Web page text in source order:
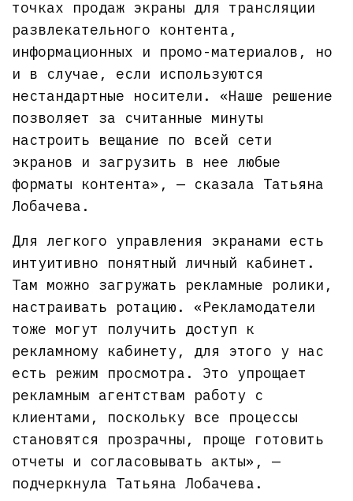
точках продаж экраны для трансляции
развлекательного контента,
информационных и промо-материалов, но
и в случае, если используются
нестандартные носители. «Наше решение
позволяет за считанные минуты
настроить вещание по всей сети
экранов и загрузить в нее любые
форматы контента», — сказала Татьяна
Лобачева.
Для легкого управления экранами есть
интуитивно понятный личный кабинет.
Там можно загружать рекламные ролики,
настраивать ротацию. «Рекламодатели
тоже могут получить доступ к
рекламному кабинету, для этого у нас
есть режим просмотра. Это упрощает
рекламным агентствам работу с
клиентами, поскольку все процессы
становятся прозрачны, проще готовить
отчеты и согласовывать акты», —
подчеркнула Татьяна Лобачева.